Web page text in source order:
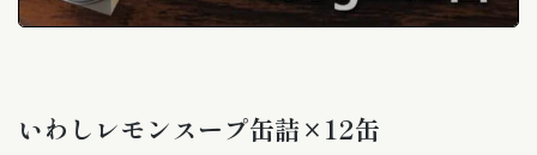
で
メ
いわしレモンスープ缶詰×12缶